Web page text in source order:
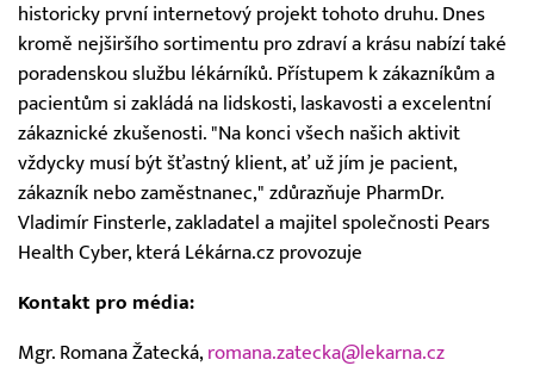
historicky první internetový projekt tohoto druhu. Dnes
kromě nejširšího sortimentu pro zdraví a krásu nabízí také
poradenskou službu lékárníků. Přístupem k zákazníkům a
pacientům si zakládá na lidskosti, laskavosti a excelentní
zákaznické zkušenosti. "Na konci všech našich aktivit
vždycky musí být šťastný klient, ať už jím je pacient,
zákazník nebo zaměstnanec," zdůrazňuje PharmDr.
Vladimír Finsterle, zakladatel a majitel společnosti Pears
Health Cyber, která Lékárna.cz provozuje
Kontakt pro média:
Mgr. Romana Žatecká, romana.zatecka@lekarna.cz